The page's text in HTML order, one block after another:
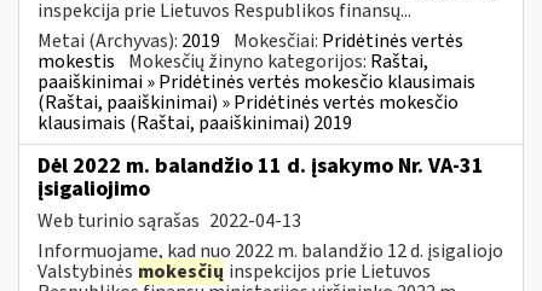
inspekcija prie Lietuvos Respublikos finansų...
Metai (Archyvas): 2019 Mokesčiai: Pridėtinės vertės
mokestis Mokesčių žinyno kategorijos: Raštai,
paaiškinimai » Pridėtinės vertės mokesčio klausimais
(Raštai, paaiškinimai) » Pridėtinės vertės mokesčio
klausimais (Raštai, paaiškinimai) 2019
Dėl 2022 m. balandžio 11 d. įsakymo Nr. VA-31
įsigaliojimo
Web turinio sąrašas 2022-04-13
Informuojame, kad nuo 2022 m. balandžio 12 d. įsigaliojo
Valstybinės mokesčių inspekcijos prie Lietuvos